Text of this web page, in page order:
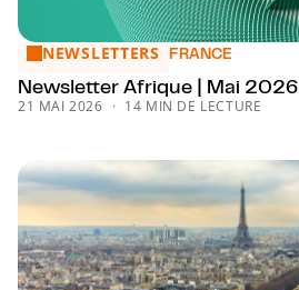
Newsletter Afrique | Mai 2026
NEWSLETTERS FRANCE
Newsletter Afrique | Mai 2026
21 MAI 2026 14 MIN DE LECTURE